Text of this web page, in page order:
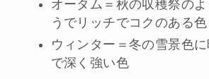
オータム＝秋の収穫祭の
うでリッチでコクのある色
ウィンター＝冬の雪景色
で深く強い色